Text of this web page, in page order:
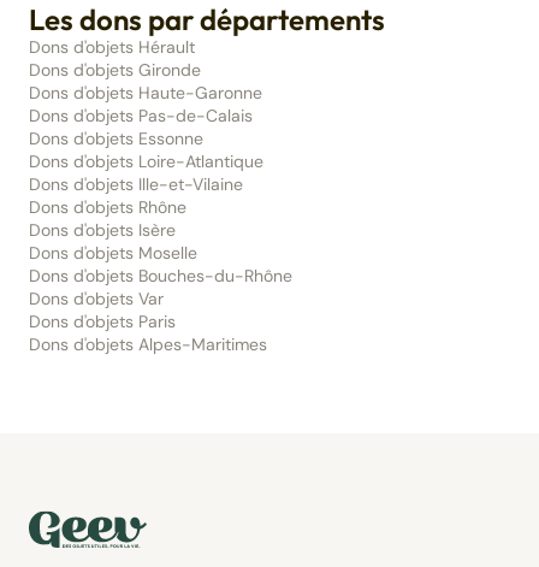
Les dons par départements
Dons d'objets Hérault
Dons d'objets Gironde
Dons d'objets Haute-Garonne
Dons d'objets Pas-de-Calais
Dons d'objets Essonne
Dons d'objets Loire-Atlantique
Dons d'objets Ille-et-Vilaine
Dons d'objets Rhône
Dons d'objets Isère
Dons d'objets Moselle
Dons d'objets Bouches-du-Rhône
Dons d'objets Var
Dons d'objets Paris
Dons d'objets Alpes-Maritimes